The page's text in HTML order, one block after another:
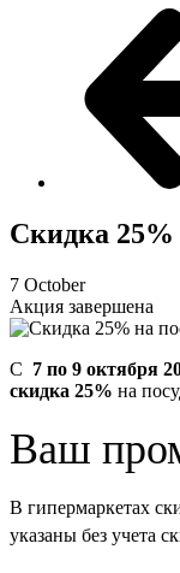
Скидка 25%
7 October
Акция завершена
C 7 по 9 октября
скидка 25% на
Ваш
В гипермаркетах
указаны без учета